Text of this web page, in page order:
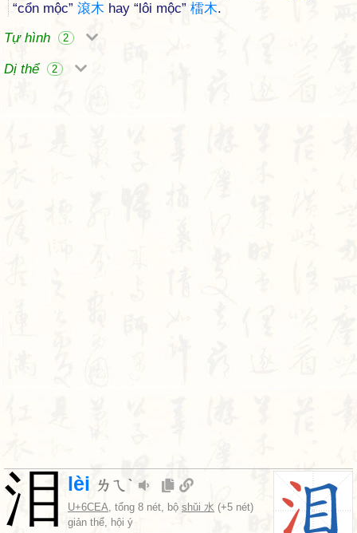
“cổn mộc” 滾木 hay “lôi mộc” 檑木.
Tự hình
2
Dị thể 2
泪 lèi ㄌㄟˋ
U+6CEA, tổng 8 nét, bộ shǔi 水 (+5 nét)
giản thể, hội ý